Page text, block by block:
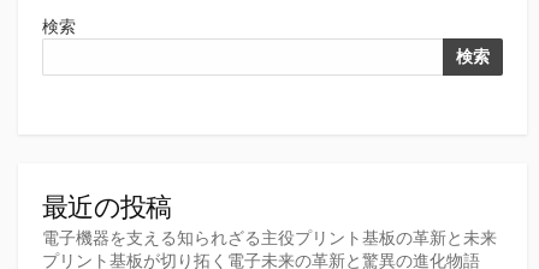
検索
検索
最近の投稿
電子機器を支える知られざる主役プリント基板の革新と未来
プリント基板が切り拓く電子未来の革新と驚異の進化物語